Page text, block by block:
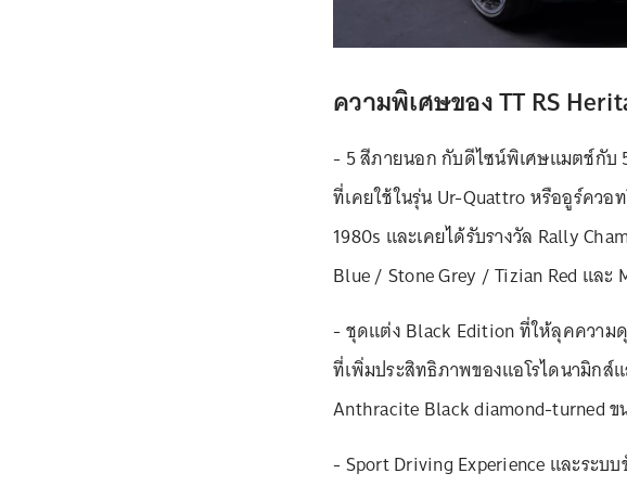
ความพิเศษของ TT RS
- 5 สีภายนอก กับดีไซน์พิเศษแมตช์กับ
ที่เคยใช้ในรุ่น Ur-Quattro หรืออูร์ควอ
1980s และเคยได้รับรางวัล Rally
Blue / Stone Grey / Tizian Red และ
- ชุดแต่ง Black Edition ที่ให้ลุคความ
ที่เพิ่มประสิทธิภาพของแอโรไดนามิก
Anthracite Black diamond-turned ข
- Sport Driving Experience และระบ